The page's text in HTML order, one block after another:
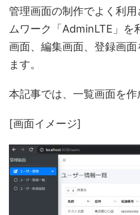
管理画面の制作でよく利
ムワーク「AdminLTE」を
画面、編集画面、登録画
ます。
本記事では、一覧画面を作
[画面イメージ]